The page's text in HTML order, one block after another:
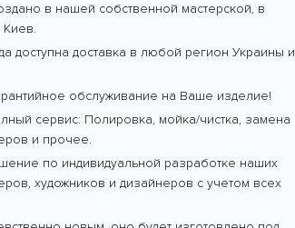
в нашей собственной мастерской, в
Киев.
доступна доставка в любой регион Украины и
обслуживание на Ваше изделие!
сервис: Полировка, мойка/чистка, замена
и прочее.
по индивидуальной разработке наших
художников и дизайнеров с учетом всех